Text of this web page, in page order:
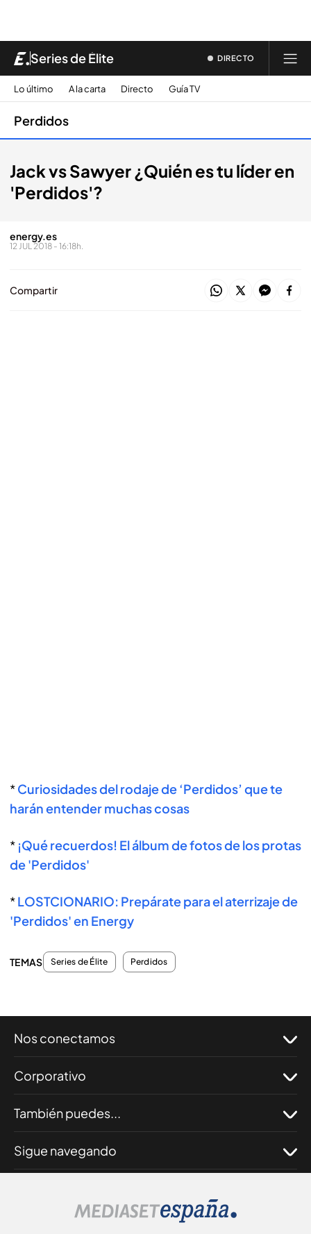
Series de Élite DIRECTO
Lo último A la carta Directo Guía TV
Perdidos
Jack vs Sawyer ¿Quién es tu líder en
'Perdidos'?
energy.es
12 JUL 2018 - 16:18h.
Compartir
*Curiosidades del rodaje de ‘Perdidos’ que te
harán entender muchas cosas
* ¡Qué recuerdos! El álbum de fotos de los protas
de 'Perdidos'
*LOSTCIONARIO: Prepárate para el aterrizaje de
'Perdidos' en Energy
TEMAS Series de Élite Perdidos
Nos conectamos
Corporativo
También puedes...
Sigue navegando